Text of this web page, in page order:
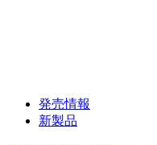
発売情報
新製品